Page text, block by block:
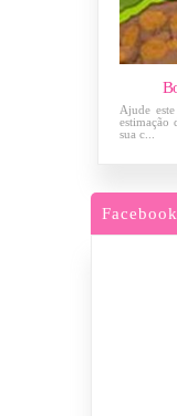
Ajude
estimação
sua c...